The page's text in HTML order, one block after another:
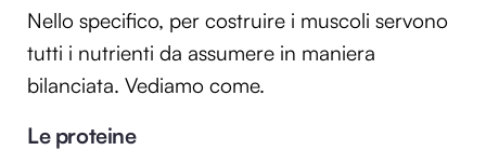
Nello specifico, per costruire i muscoli servono
tutti i nutrienti da assumere in maniera
bilanciata. Vediamo come.
Le proteine